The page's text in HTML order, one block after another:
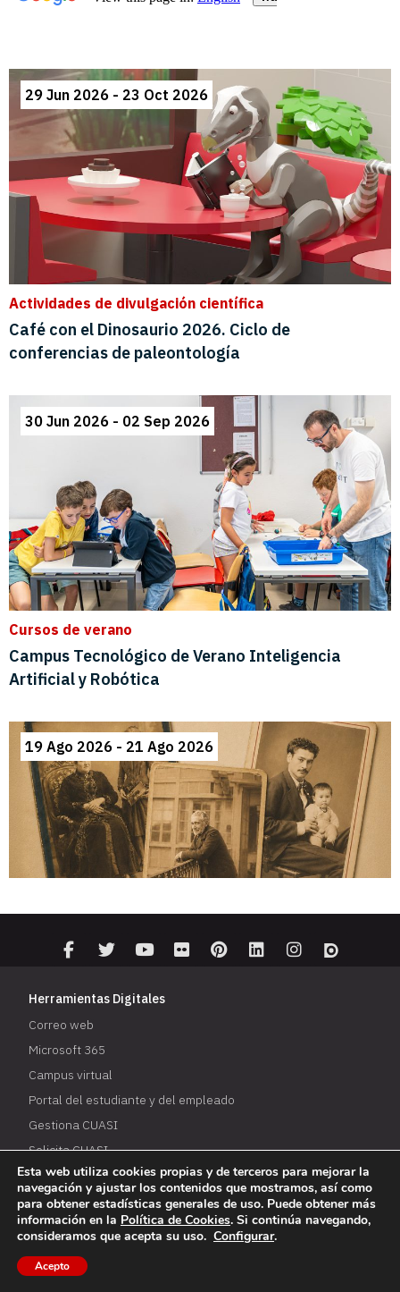
Herramientas Digitales
Correo web
Microsoft 365
Campus virtual
Portal del estudiante y del empleado
Gestiona CUASI
Solicita CUASI
Catálogo de servicios digitales
Descarga la APP de la UR
iOS
Android
Esta web utiliza cookies propias y de terceros para mejorar la
navegación y ajustar los contenidos que mostramos, así como
para obtener estadísticas generales de uso. Puede obtener más
información en la Política de Cookies. Si continúa navegando,
consideramos que acepta su uso. Configurar.
Acepto